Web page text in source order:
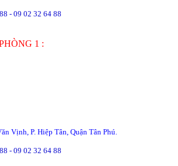
- 09 02 32 64 88
1 :
Vịnh, P. Hiệp Tân, Quận Tân Phú.
- 09 02 32 64 88